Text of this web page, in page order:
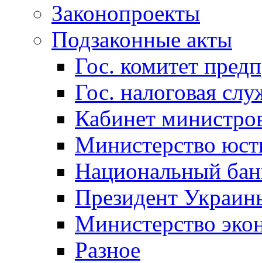
Законопроекты
Подзаконные акты
Гос. комитет
Гос. налоговая
Кабинет
Министерство
Национальный
Президент
Министерство
Разное